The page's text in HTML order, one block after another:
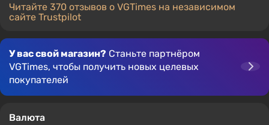
Читайте 370 отзывов о VGTimes на независимом
сайте Trustpilot
У вас свой магазин? Станьте партнёром
VGTimes, чтобы получить новых целевых
покупателей
Валюта